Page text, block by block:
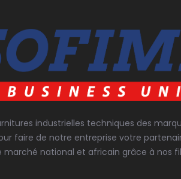
industrielles techniques des
faire de notre entreprise votre
marché national et africain grâce à nos